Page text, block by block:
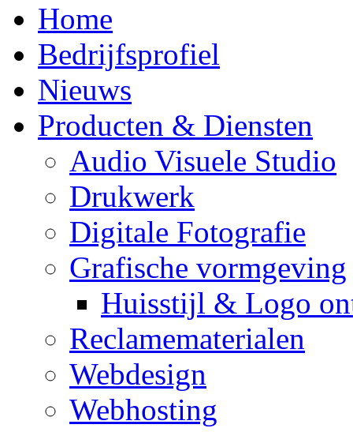
Home
Bedrijfsprofiel
Nieuws
Producten & Diensten
Audio Visuele Studio
Drukwerk
Digitale Fotografie
Grafische vormgeving
Huisstijl & Logo
Reclamematerialen
Webdesign
Webhosting